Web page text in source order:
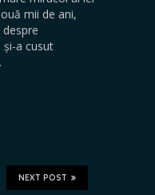
mii de ani,
a cusut
NEXT POST